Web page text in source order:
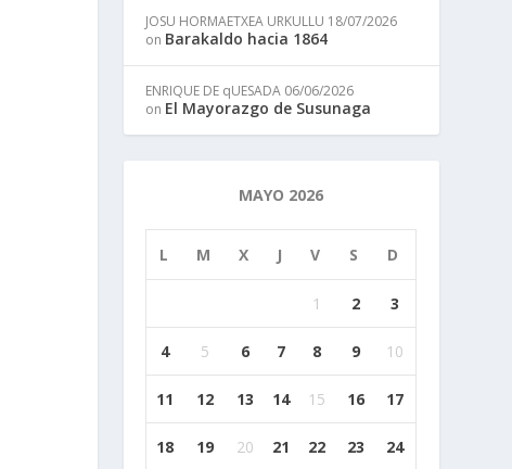
JOSU HORMAETXEA URKULLU 18/07/2026
on Barakaldo hacia 1864
ENRIQUE DE qUESADA 06/06/2026
on El Mayorazgo de Susunaga
MAYO 2026
L M X J V S D
1 2 3
4 5 6 7 8 9 10
11 12 13 14 15 16 17
18 19 20 21 22 23 24